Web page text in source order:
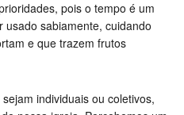
pois o tempo é um
sabiamente, cuidando
e que trazem frutos
individuais ou coletivos,